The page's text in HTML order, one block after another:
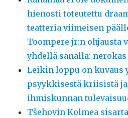
hienosti toteutettu
teatteria viimeisen
Toompere jr:n ohjausta
yhdellä sanalla: nerokas
Leikin loppu on kuvaus
psyykkisestä kriisistä
ihmiskunnan
Tšehovin Kolmea